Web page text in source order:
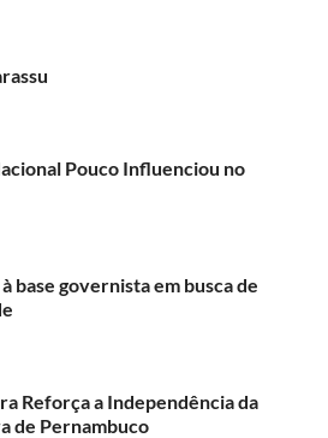
Pouco Influenciou no
base governista em busca de
Reforça a Independência da
de Pernambuco